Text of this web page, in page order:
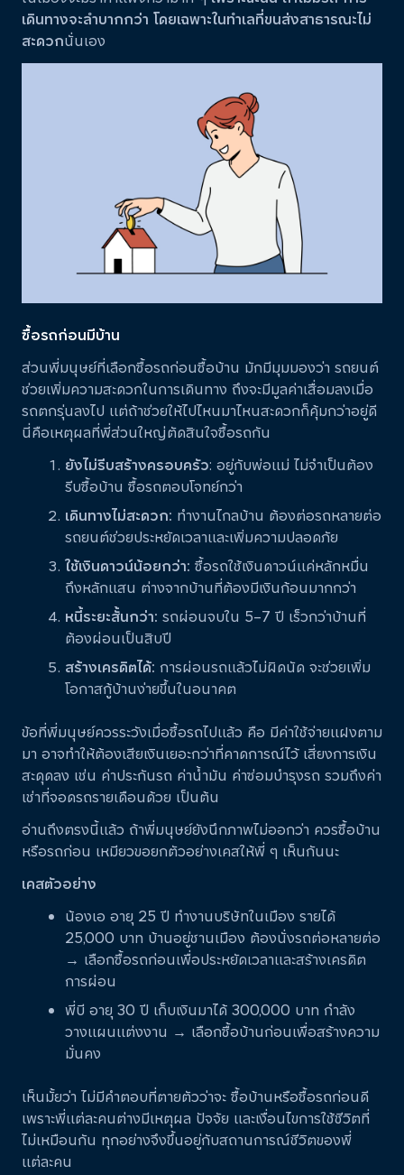
เดินทางจะลำบากกว่า โดยเฉพาะในทำเลที่ขนส่งสาธารณะไม่
สะดวกนั่นเอง
ซื้อรถก่อนมีบ้าน
ส่วนพี่มนุษย์ที่เลือกซื้อรถก่อนซื้อบ้าน มักมีมุมมองว่า รถยนต์
ช่วยเพิ่มความสะดวกในการเดินทาง ถึงจะมีมูลค่าเสื่อมลงเมื่อ
รถตกรุ่นลงไป แต่ถ้าช่วยให้ไปไหนมาไหนสะดวกก็คุ้มกว่าอยู่ดี
นี่คือเหตุผลที่พี่ส่วนใหญ่ตัดสินใจซื้อรถกัน
ยังไม่รีบสร้างครอบครัว: อยู่กับพ่อแม่ ไม่จำเป็นต้อง
รีบซื้อบ้าน ซื้อรถตอบโจทย์กว่า
เดินทางไม่สะดวก: ทำงานไกลบ้าน ต้องต่อรถหลายต่อ
รถยนต์ช่วยประหยัดเวลาและเพิ่มความปลอดภัย
ใช้เงินดาวน์น้อยกว่า: ซื้อรถใช้เงินดาวน์แค่หลักหมื่น
ถึงหลักแสน ต่างจากบ้านที่ต้องมีเงินก้อนมากกว่า
หนี้ระยะสั้นกว่า: รถผ่อนจบใน 5–7 ปี เร็วกว่าบ้านที่
ต้องผ่อนเป็นสิบปี
สร้างเครดิตได้: การผ่อนรถแล้วไม่ผิดนัด จะช่วยเพิ่ม
โอกาสกู้บ้านง่ายขึ้นในอนาคต
ข้อที่พี่มนุษย์ควรระวังเมื่อซื้อรถไปแล้ว คือ มีค่าใช้จ่ายแฝงตาม
มา อาจทำให้ต้องเสียเงินเยอะกว่าที่คาดการณ์ไว้ เสี่ยงการเงิน
สะดุดลง เช่น ค่าประกันรถ ค่าน้ำมัน ค่าซ่อมบำรุงรถ รวมถึงค่า
เช่าที่จอดรถรายเดือนด้วย เป็นต้น
อ่านถึงตรงนี้แล้ว ถ้าพี่มนุษย์ยังนึกภาพไม่ออกว่า ควรซื้อบ้าน
หรือรถก่อน เหมียวขอยกตัวอย่างเคสให้พี่ ๆ เห็นกันนะ
เคสตัวอย่าง
น้องเอ อายุ 25 ปี ทำงานบริษัทในเมือง รายได้
25,000 บาท บ้านอยู่ชานเมือง ต้องนั่งรถต่อหลายต่อ
→ เลือกซื้อรถก่อนเพื่อประหยัดเวลาและสร้างเครดิต
การผ่อน
พี่บี อายุ 30 ปี เก็บเงินมาได้ 300,000 บาท กำลัง
วางแผนแต่งงาน → เลือกซื้อบ้านก่อนเพื่อสร้างความ
มั่นคง
เห็นมั้ยว่า ไม่มีคำตอบที่ตายตัวว่าจะ ซื้อบ้านหรือซื้อรถก่อนดี
เพราะพี่แต่ละคนต่างมีเหตุผล ปัจจัย และเงื่อนไขการใช้ชีวิตที่
ไม่เหมือนกัน ทุกอย่างจึงขึ้นอยู่กับสถานการณ์ชีวิตของพี่
แต่ละคน